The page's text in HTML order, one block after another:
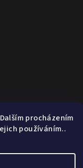
procházením
používáním..